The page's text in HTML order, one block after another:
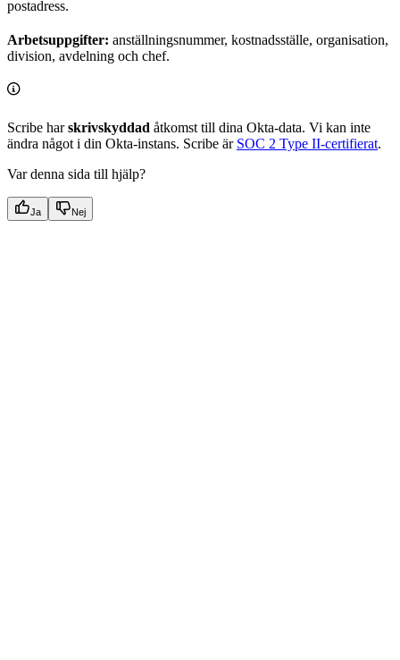
postadress.
Arbetsuppgifter: anställningsnummer, kostnadsställe, organisation,
division, avdelning och chef.
Scribe harskrivskyddad åtkomst till dina Okta-data. Vi kan inte
ändra något i din Okta-instans. Scribe är SOC 2 Type II-certifierat.
Var denna sida till hjälp?
Ja Nej